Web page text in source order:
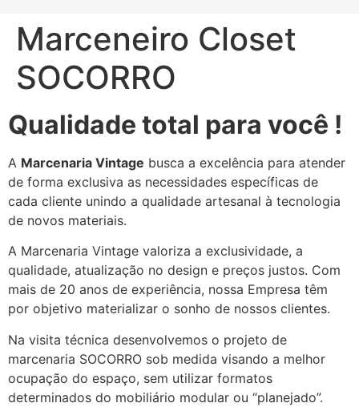
Marceneiro Closet
SOCORRO
Qualidade total para você !
A Marcenaria Vintage busca a excelência para atender
de forma exclusiva as necessidades específicas de
cada cliente unindo a qualidade artesanal à tecnologia
de novos materiais.
A Marcenaria Vintage valoriza a exclusividade, a
qualidade, atualização no design e preços justos. Com
mais de 20 anos de experiência, nossa Empresa têm
por objetivo materializar o sonho de nossos clientes.
Na visita técnica desenvolvemos o projeto de
marcenaria SOCORRO sob medida visando a melhor
ocupação do espaço, sem utilizar formatos
determinados do mobiliário modular ou “planejado”.